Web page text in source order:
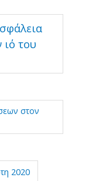
ιό του
στον
2020